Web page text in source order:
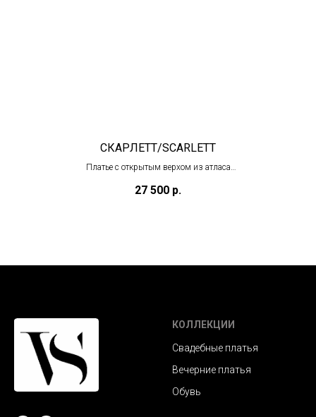
СКАРЛЕТТ/SCARLETT
Платье с открытым верхом из атласа
27 500 р.
КОЛЛЕКЦИИ
Свадебные платья
Вечерние платья
Обувь